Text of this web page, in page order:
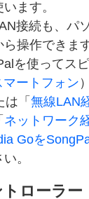
ます。
接続も、パ
操作できます
を使ってス
マートフォン
は「 無線LAN
ネットワーク
Goを
。
ローラー